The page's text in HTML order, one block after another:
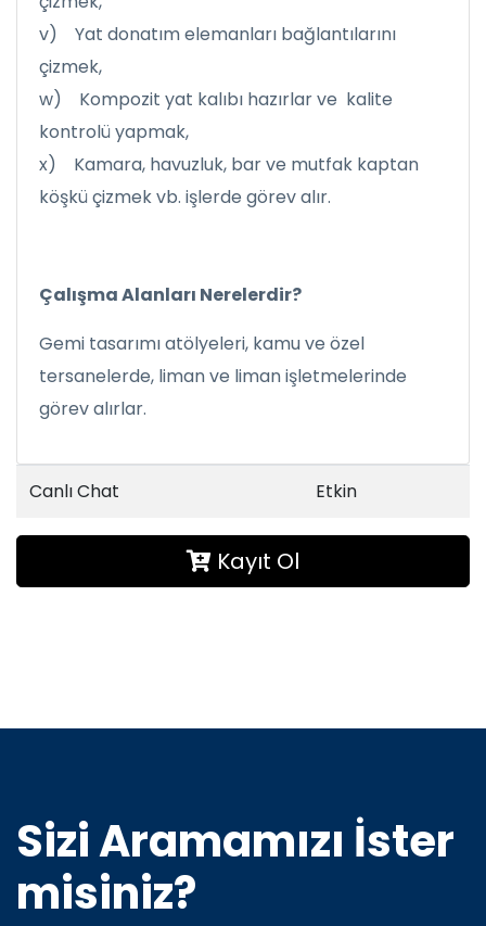
v) Yat donatım elemanları bağlantılarını
çizmek,
w) Kompozit yat kalıbı hazırlar ve kalite
kontrolü yapmak,
x) Kamara, havuzluk, bar ve mutfak kaptan
köşkü çizmek vb. işlerde görev alır.
Çalışma Alanları Nerelerdir?
Gemi tasarımı atölyeleri, kamu ve özel
tersanelerde, liman ve liman işletmelerinde
görev alırlar.
Canlı Chat Etkin
Kayıt Ol
Sizi Aramamızı İster
misiniz?